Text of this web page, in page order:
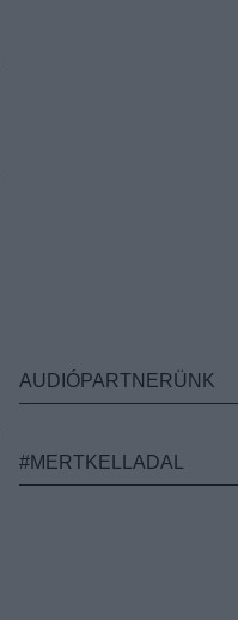
AUDIÓPARTNERÜNK
#MERTKELLADAL